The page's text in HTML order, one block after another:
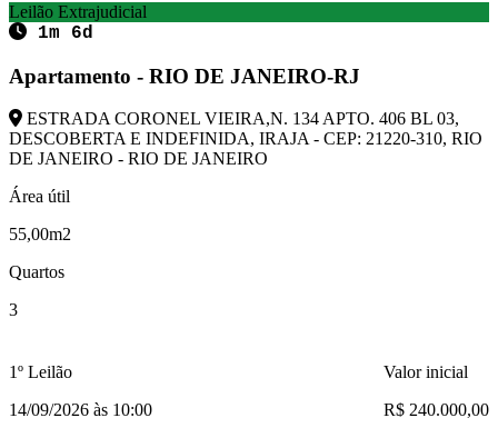
Leilão Extrajudicial
1m 6d
Apartamento - RIO DE JANEIRO-RJ
ESTRADA CORONEL VIEIRA,N. 134 APTO. 406 BL 03,
DESCOBERTA E INDEFINIDA, IRAJA - CEP: 21220-310, RIO
DE JANEIRO - RIO DE JANEIRO
Área útil
55,00m2
Quartos
3
1º Leilão
14/09/2026 às 10:00
Valor inicial
R$ 240.000,00